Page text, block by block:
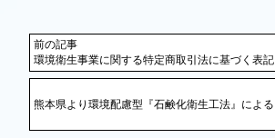
前の記事
環境衛生事業に関する特定商取引法に基づく表記